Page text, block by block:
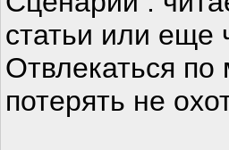
статьи или еще
Отвлекаться по
потерять не